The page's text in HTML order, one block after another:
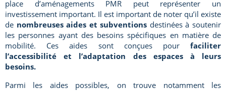
place d’aménagements PMR peut représenter un
investissement important. Il est important de noter qu’il existe
de nombreuses aides et subventions destinées à soutenir
les personnes ayant des besoins spécifiques en matière de
mobilité. Ces aides sont conçues pour faciliter
l’accessibilité et l’adaptation des espaces à leurs
besoins.
Parmi les aides possibles, on trouve notamment les